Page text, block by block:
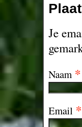
Je
Naam *
Email *